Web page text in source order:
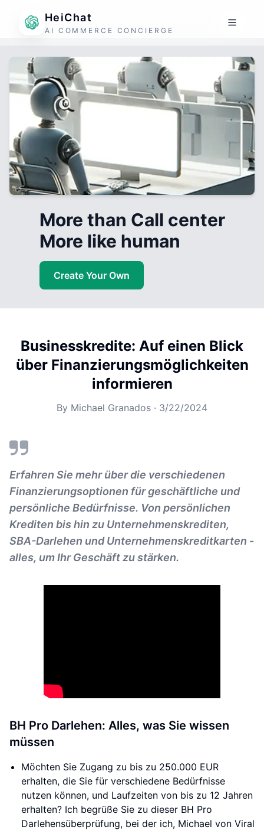
HeiChat
AI COMMERCE CONCIERGE
More than Call center
More like human
Create Your Own
Businesskredite: Auf einen Blick
über Finanzierungsmöglichkeiten
informieren
By Michael Granados · 3/22/2024
Erfahren Sie mehr über die verschiedenen
Finanzierungsoptionen für geschäftliche und
persönliche Bedürfnisse. Von persönlichen
Krediten bis hin zu Unternehmenskrediten,
SBA-Darlehen und Unternehmenskreditkarten -
alles, um Ihr Geschäft zu stärken.
BH Pro Darlehen: Alles, was Sie wissen
müssen
Möchten Sie Zugang zu bis zu 250.000 EUR
erhalten, die Sie für verschiedene Bedürfnisse
nutzen können, und Laufzeiten von bis zu 12 Jahren
erhalten? Ich begrüße Sie zu dieser BH Pro
Darlehensüberprüfung, bei der ich, Michael von Viral